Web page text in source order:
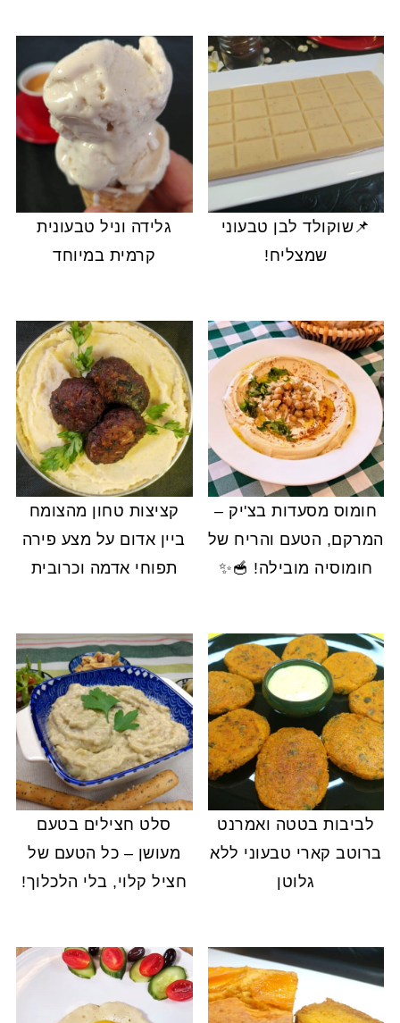
📌שוקולד לבן טבעוני
שמצליח!
גלידה וניל טבעונית
קרמית במיוחד
חומוס מסעדות בצ'יק –
המרקם, הטעם והריח של
חומוסיה מובילה! 🥣✨
קציצות טחון מהצומח
ביין אדום על מצע פירה
תפוחי אדמה וכרובית
לביבות בטטה ואמרנט
ברוטב קארי טבעוני ללא
גלוטן
סלט חצילים בטעם
מעושן – כל הטעם של
חציל קלוי, בלי הלכלוך!